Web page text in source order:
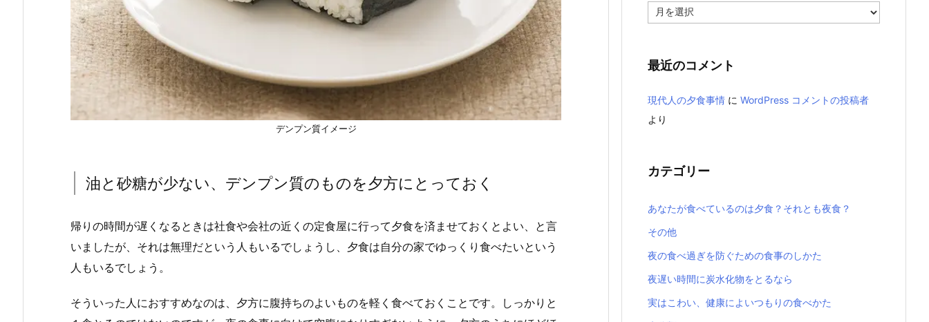
デンプン質イメージ
油と砂糖が少ない、デンプン質のものを夕方にとっておく
帰りの時間が遅くなるときは社食や会社の近くの定食屋に行って夕食を済ませておくとよい、と言
いましたが、それは無理だという人もいるでしょうし、夕食は自分の家でゆっくり食べたいという
人もいるでしょう。
そういった人におすすめなのは、夕方に腹持ちのよいものを軽く食べておくことです。しっかりと
ー
ブ
最近のコメント
現代人の夕食事情 に WordPress コメントの投稿者
より
カテゴリー
あなたが食べているのは夕食？それとも夜食？
その他
夜の食べ過ぎを防ぐための食事のしかた
夜遅い時間に炭水化物をとるなら
実はこわい、健康によいつもりの食べかた